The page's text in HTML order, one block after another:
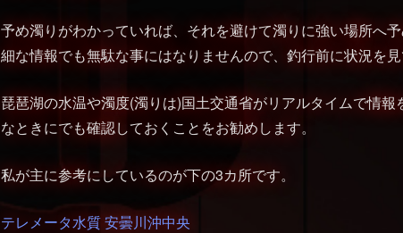
予め濁りがわかっていれば、それを避けて濁りに強い場所へ
細な情報でも無駄な事にはなりませんので、釣行前に状況を見
琵琶湖の水温や濁度(濁りは)国土交通省がリアルタイムで情
なときにでも確認しておくことをお勧めします。
私が主に参考にしているのが下の3カ所です。
テレメータ水質 安曇川沖中央